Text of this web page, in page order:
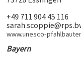
+49 711 904 45 116
www.unesco-
Bayern